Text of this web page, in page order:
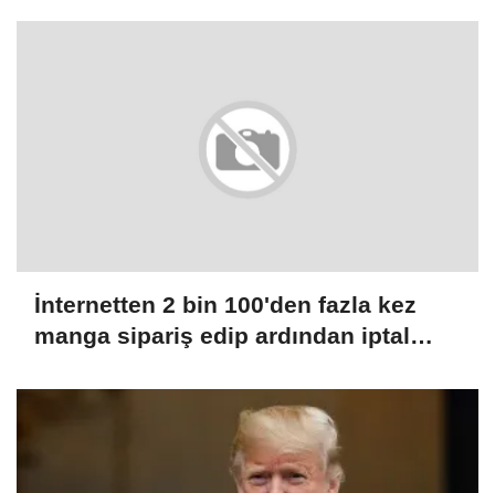
İnternetten 2 bin 100'den fazla kez
manga sipariş edip ardından iptal